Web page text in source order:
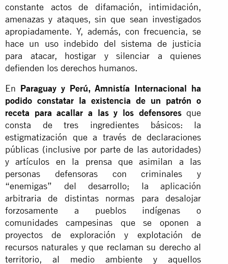
constante actos de difamación, intimidación,
amenazas y ataques, sin que sean investigados
apropiadamente. Y, además, con frecuencia, se
hace un uso indebido del sistema de justicia
para atacar, hostigar y silenciar a quienes
defienden los derechos humanos.
En Paraguay y Perú, Amnistía Internacional ha
podido constatar la existencia de un patrón o
receta para acallar a las y los defensoresque
consta de tres ingredientes básicos: la
estigmatización que a través de declaraciones
públicas (inclusive por parte de las autoridades)
y artículos en la prensa que asimilan a las
personas defensoras con criminales y
“enemigas” del desarrollo; la aplicación
arbitraria de distintas normas para desalojar
forzosamente a pueblos indígenas o
comunidades campesinas que se oponen a
proyectos de exploración y explotación de
recursos naturales y que reclaman su derecho al
territorio, al medio ambiente y aquellos